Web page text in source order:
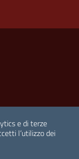
e di terze
l’utilizzo dei